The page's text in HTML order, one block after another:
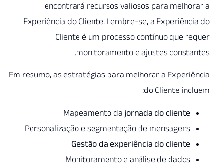
encontrará recursos valiosos para
Experiência do Cliente. Lembre-se, a
Cliente é um processo contínuo que
monitoramento e ajustes
Em resumo, as estratégias para melhorar a
do Cliente
Mapeamento dajornada do cliente
Personalização e segmentação de mensagens
Gestão da experiência do cliente
Monitoramento e análise de dados